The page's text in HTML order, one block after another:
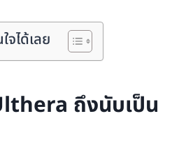
ได้เลย
ถึงนับเป็น